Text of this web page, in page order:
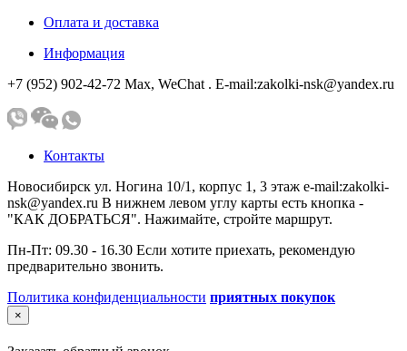
Оплата и доставка
Информация
+7 (952) 902-42-72 Мах, WeChat . E-mail:zakolki-nsk@yandex.ru
Контакты
Новосибирск ул. Ногина 10/1, корпус 1, 3 этаж e-mail:zakolki-
nsk@yandex.ru В нижнем левом углу карты есть кнопка -
"КАК ДОБРАТЬСЯ". Нажимайте, стройте маршрут.
Пн-Пт: 09.30 - 16.30 Если хотите приехать, рекомендую
предварительно звонить.
Политика конфиденциальности приятных покупок
×